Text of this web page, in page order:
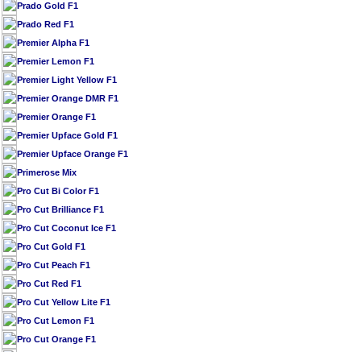
Prado Gold F1
Prado Red F1
Premier Alpha F1
Premier Lemon F1
Premier Light Yellow F1
Premier Orange DMR F1
Premier Orange F1
Premier Upface Gold F1
Premier Upface Orange F1
Primerose Mix
Pro Cut Bi Color F1
Pro Cut Brilliance F1
Pro Cut Coconut Ice F1
Pro Cut Gold F1
Pro Cut Peach F1
Pro Cut Red F1
Pro Cut Yellow Lite F1
Pro Cut Lemon F1
Pro Cut Orange F1